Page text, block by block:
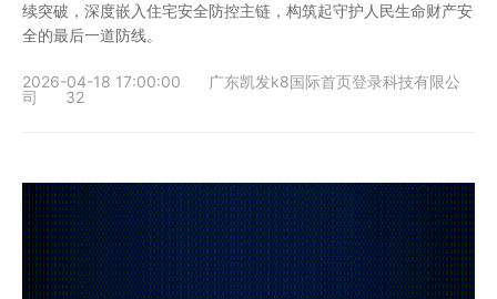
火灾自动报警系统产品
电气火灾监控系统
气体灭火系统
消防应急灯具
广西
北京
四川
重庆
凯发k8国际首页登录动态
服务中心
社会招聘
校园招聘
续突破，深度嵌入住宅安全防控主链，构筑起守护人民生命财产安
全的最后一道防线。
2026-04-18 17:00:00
广东凯发k8国际首页登录科技有限公
司
32